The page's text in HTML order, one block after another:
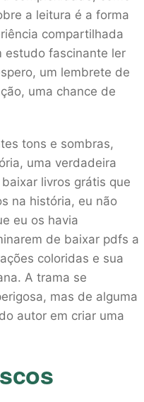
a leitura é a forma
compartilhada
estudo fascinante ler
um lembrete de
uma chance de
tons e sombras,
uma verdadeira
livros grátis que
na história, eu não
eu os havia
de baixar pdfs a
coloridas e sua
A trama se
mas de alguma
autor em criar uma